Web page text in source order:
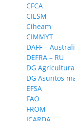
CFCA
CIESM
Ciheam
CIMMYT
DAFF –
DEFRA – RU
DG Agricultura
DG Asuntos
EFSA
FAO
FROM